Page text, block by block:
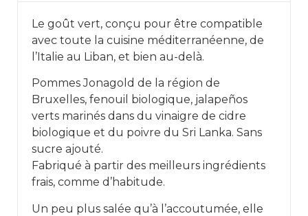
Le goût vert, conçu pour être compatible
avec toute la cuisine méditerranéenne, de
l’Italie au Liban, et bien au-delà.
Pommes Jonagold de la région de
Bruxelles, fenouil biologique, jalapeños
verts marinés dans du vinaigre de cidre
biologique et du poivre du Sri Lanka. Sans
sucre ajouté.
Fabriqué à partir des meilleurs ingrédients
frais, comme d’habitude.
Un peu plus salée qu’à l’accoutumée, elle